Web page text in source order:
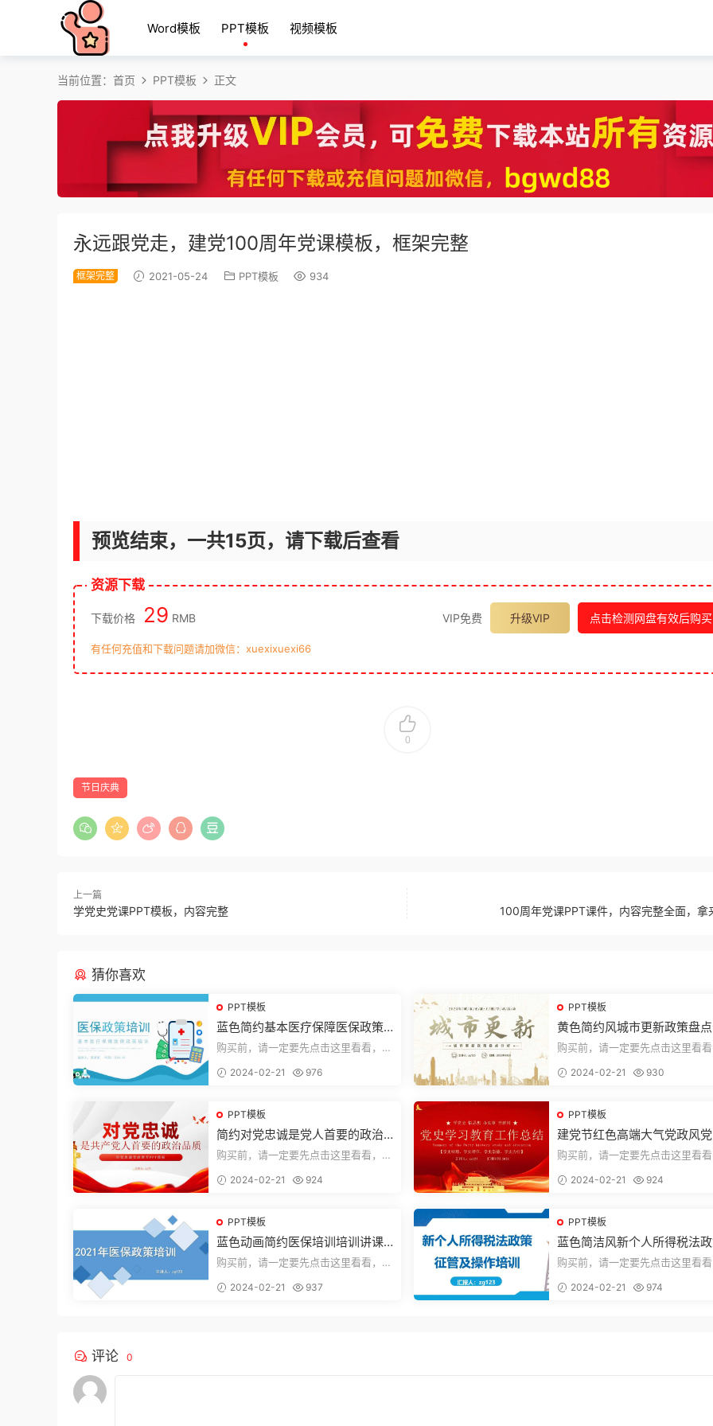
Word模板 PPT模板 视频模板
当前位置： 首页 PPT模板 正文
永远跟党走，建党100周年党课模板，框架完整
框架完整 2021-05-24 PPT模板 934
预览结束，一共15页，请下载后查看
资源下载
下载价格 29 RMB VIP免费 升级VIP 点击检测网盘有效后购买
有任何充值和下载问题请加微信：xuexixuexi66
0
节日庆典
上一篇
学党史党课PPT模板，内容完整 100周年党课PPT课件，内容完整全面，拿
猜你喜欢
PPT模板
蓝色简约基本医疗保障医保政策
培训PPT模板
购买前，请一定要先点击这里看看，欢
束，一共2...
2024-02-21 976
PPT模板
黄色简约风城市更新政策盘
析城市更新宣传PPT模板
购买前，请一定要先点击这里看看
束，一共1...
2024-02-21 930
PPT模板
简约对党忠诚是党人首要的政治
品质党课PPT模板
购买前，请一定要先点击这里看看，欢
束，一共1...
2024-02-21 924
PPT模板
建党节红色高端大气党政风
学习教育工作总结主题PPT模
购买前，请一定要先点击这里看看
束，一共2...
2024-02-21 924
PPT模板
蓝色动画简约医保培训培训讲课P
PT模板
购买前，请一定要先点击这里看看，欢
束，一共3...
2024-02-21 937
PPT模板
蓝色简洁风新个人所得税法
征管个人所得税PPT模板
购买前，请一定要先点击这里看看
束，一共7...
2024-02-21 974
评论 0